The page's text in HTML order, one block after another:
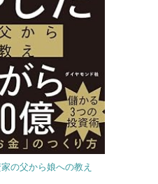
の父から娘への教え